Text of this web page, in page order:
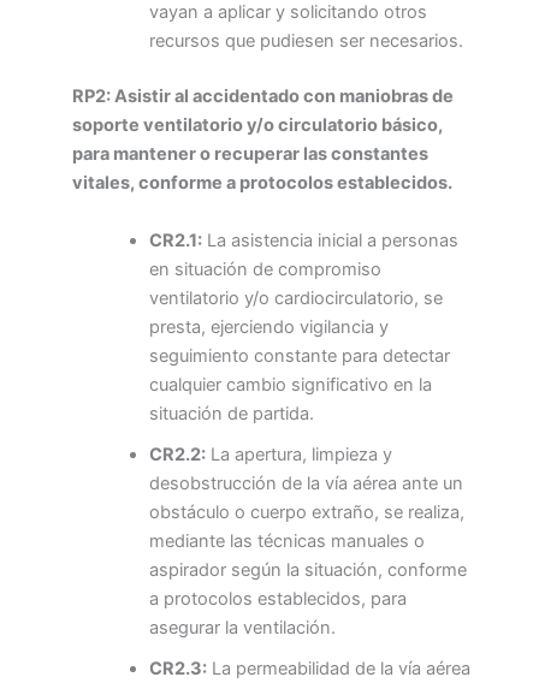
vayan a aplicar y solicitando otros
recursos que pudiesen ser necesarios.
RP2: Asistir al accidentado con maniobras de
soporte ventilatorio y/o circulatorio básico,
para mantener o recuperar las constantes
vitales, conforme a protocolos establecidos.
CR2.1:La asistencia inicial a personas
en situación de compromiso
ventilatorio y/o cardiocirculatorio, se
presta, ejerciendo vigilancia y
seguimiento constante para detectar
cualquier cambio significativo en la
situación de partida.
CR2.2:La apertura, limpieza y
desobstrucción de la vía aérea ante un
obstáculo o cuerpo extraño, se realiza,
mediante las técnicas manuales o
aspirador según la situación, conforme
a protocolos establecidos, para
asegurar la ventilación.
CR2.3:La permeabilidad de la vía aérea